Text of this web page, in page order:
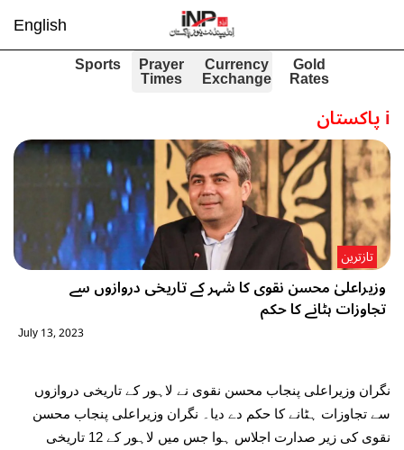
English
Gold
Rates
Currency
Exchange
Prayer
Times
Sports
iپاکستان
وزیراعلیٰ محسن نقوی کا شہر کے تاریخی دروازوں سے
تجاوزات ہٹانے کا حکم
تازترین
July 13, 2023
نگران وزیراعلی پنجاب محسن نقوی نے لاہور کے تاریخی دروازوں
سے تجاوزات ہٹانے کا حکم دے دیا۔ نگران وزیراعلی پنجاب محسن
نقوی کی زیر صدارت اجلاس ہوا جس میں لاہور کے 12 تاریخی